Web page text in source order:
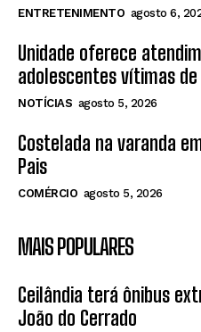
ENTRETENIMENTO agosto 6,
Unidade oferece
adolescentes vítimas de
NOTÍCIAS agosto 5, 2026
Costelada na varanda
Pais
COMÉRCIO agosto 5, 2026
MAIS POPULARES
Ceilândia terá ônibus
João do Cerrado